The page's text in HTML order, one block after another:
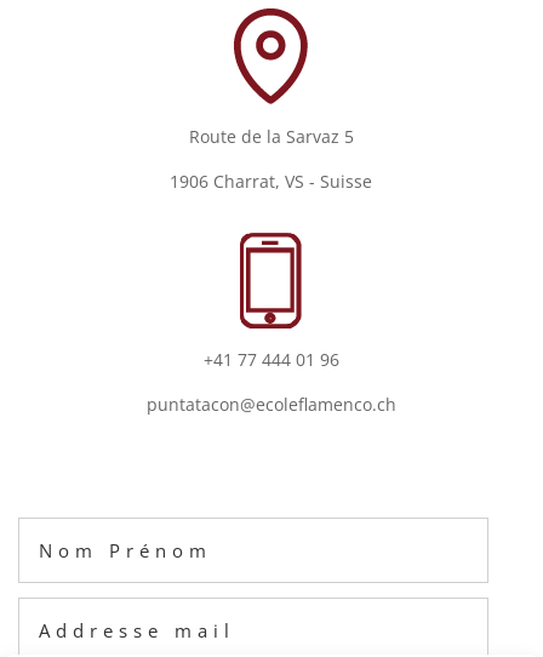
Route de la Sarvaz 5
1906 Charrat, VS - Suisse
+41 77 444 01 96
puntatacon@ecoleflamenco.ch